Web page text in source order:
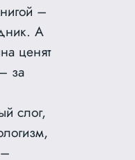
–
А
ценят
за
слог,